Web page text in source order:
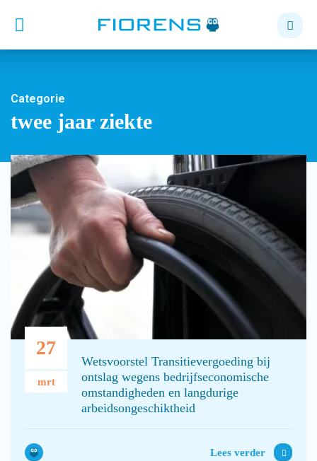
Categorie
twee jaar ziekte
27
mrt
Wetsvoorstel Transitievergoeding bij
ontslag wegens bedrijfseconomische
omstandigheden en langdurige
arbeidsongeschiktheid
Lees verder